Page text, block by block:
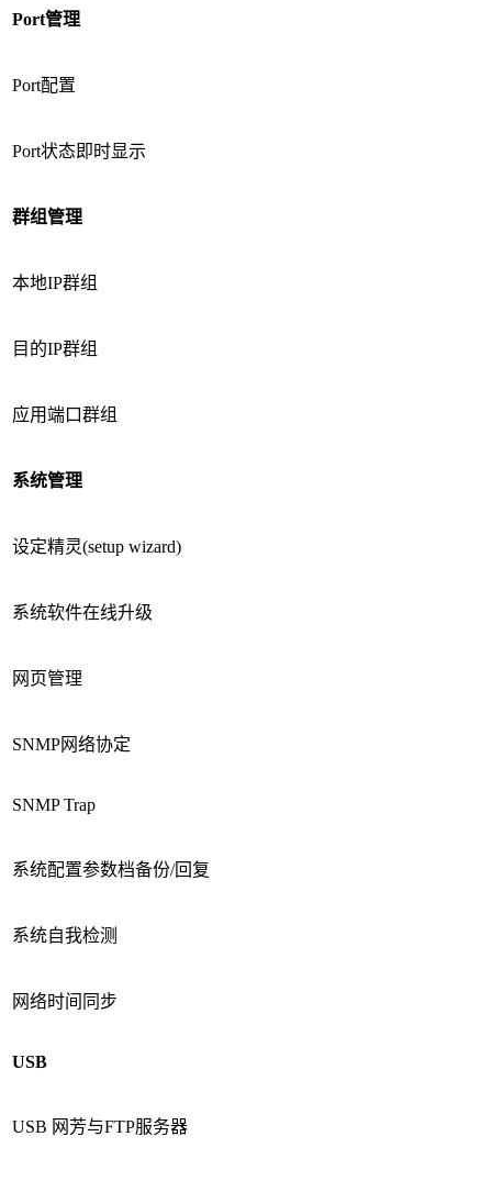
Port管理
Port配置
Port状态即时显示
群组管理
本地IP群组
目的IP群组
应用端口群组
系统管理
设定精灵(setup wizard)
系统软件在线升级
网页管理
SNMP网络协定
SNMP Trap
系统配置参数档备份/回复
系统自我检测
网络时间同步
USB
USB 网芳与FTP服务器